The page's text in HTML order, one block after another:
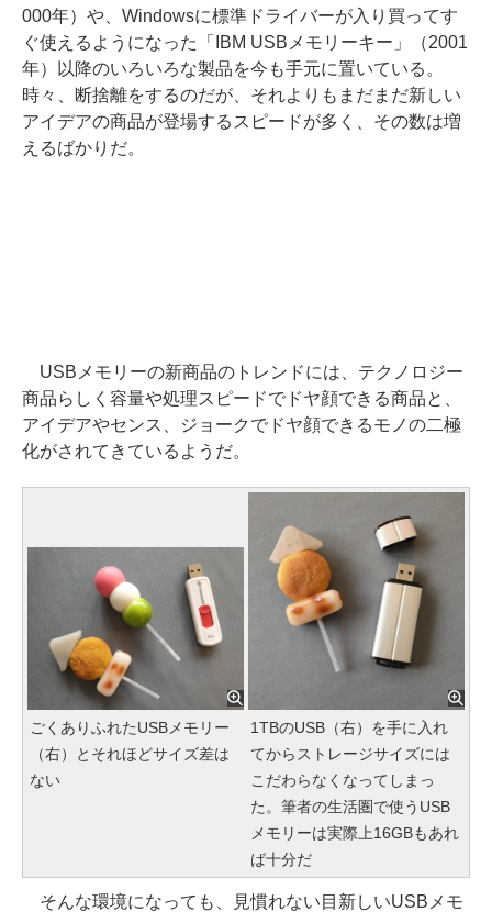
000年）や、Windowsに標準ドライバーが入り買ってす
ぐ使えるようになった「IBM USBメモリーキー」（2001
年）以降のいろいろな製品を今も手元に置いている。
時々、断捨離をするのだが、それよりもまだまだ新しい
アイデアの商品が登場するスピードが多く、その数は増
えるばかりだ。
USBメモリーの新商品のトレンドには、テクノロジー
商品らしく容量や処理スピードでドヤ顔できる商品と、
アイデアやセンス、ジョークでドヤ顔できるモノの二極
化がされてきているようだ。
ごくありふれたUSBメモリー
（右）とそれほどサイズ差は
ない
1TBのUSB（右）を手に入れ
てからストレージサイズには
こだわらなくなってしまっ
た。筆者の生活圏で使うUSB
メモリーは実際上16GBもあれ
ば十分だ
そんな環境になっても、見慣れない目新しいUSBメモ